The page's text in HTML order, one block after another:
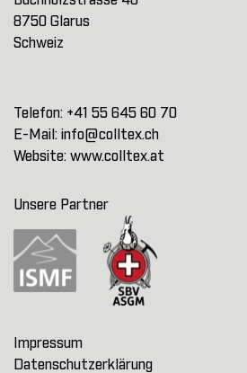
8750 Glarus
Schweiz
Telefon: +41 55 645 60 70
E-Mail: info@colltex.ch
Website: www.colltex.at
Unsere Partner
Impressum
Datenschutzerklärung